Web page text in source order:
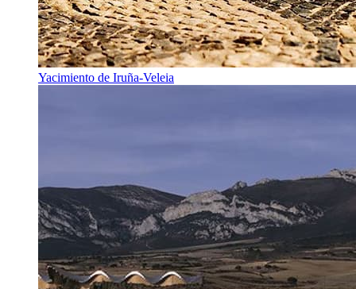
Yacimiento de Iruña-Veleia